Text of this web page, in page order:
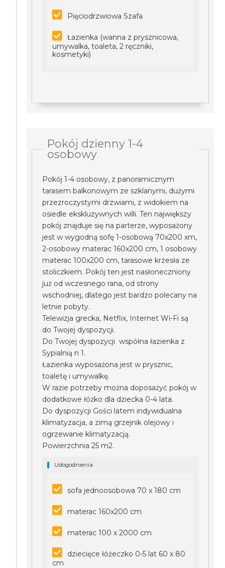
Pięciodrzwiowa Szafa
Łazienka (wanna z prysznicowa,
umywalka, toaleta, 2 ręczniki,
kosmetyki)
Pokój dzienny 1-4
osobowy
Pokój 1-4 osobowy, z panoramicznym
tarasem balkonowym ze szklanymi, dużymi
przezroczystymi drzwiami, z widokiem na
osiedle ekskluzywnych willi. Ten największy
pokój znajduje się na parterze, wyposażony
jest w wygodną sofę 1-osobową 70x200 xm,
2-osobowy materac 160x200 cm, 1 osobowy
materac 100x200 cm, tarasowe krzesła ze
stoliczkiem. Pokój ten jest nasłoneczniony
już od wczesnego rana, od strony
wschodniej, dlatego jest bardzo polecany na
letnie pobyty.
Telewizja grecka, Netflix, Internet Wi-Fi są
do Twojej dyspozycji.
Do Twojej dyspozycji współna łazienka z
Sypialnią n 1.
Łazienka wyposażona jest w prysznic,
toaletę i umywalkę.
W razie potrzeby można doposażyć pokój w
dodatkowe łóżko dla dziecka 0-4 lata.
Do dyspozycji Gości latem indywidualna
klimatyzacja, a zimą grzejnik olejowy i
ogrzewanie klimatyzacją.
Powierzchnia 25 m2.
Udogodnienia
sofa jednoosobowa 70 x 180 cm
materac 160x200 cm
materac 100 x 2000 cm
dziecięce łóżeczko 0-5 lat 60 x 80
cm